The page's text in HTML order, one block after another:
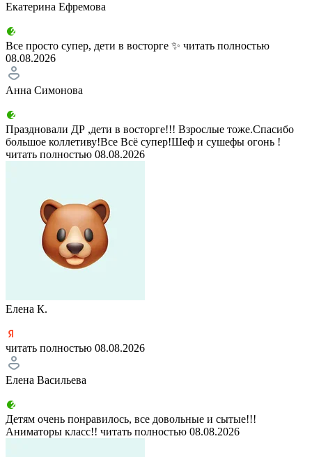
Екатерина Ефремова
Все просто супер, дети в восторге ✨ читать полностью
08.08.2026
Анна Симонова
Праздновали ДР ,дети в восторге!!! Взрослые тоже.Спасибо
большое коллетиву!Все Всё супер!Шеф и сушефы огонь !
читать полностью 08.08.2026
Елена К.
читать полностью 08.08.2026
Елена Васильева
Детям очень понравилось, все довольные и сытые!!!
Аниматоры класс!! читать полностью 08.08.2026